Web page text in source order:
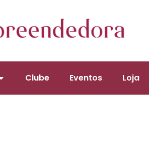
Clube Eventos Loja